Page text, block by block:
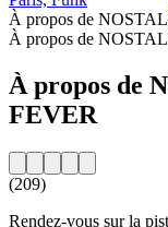
À propos de
À propos de
À propos de
FEVER
(209)
Rendez-vous sur la